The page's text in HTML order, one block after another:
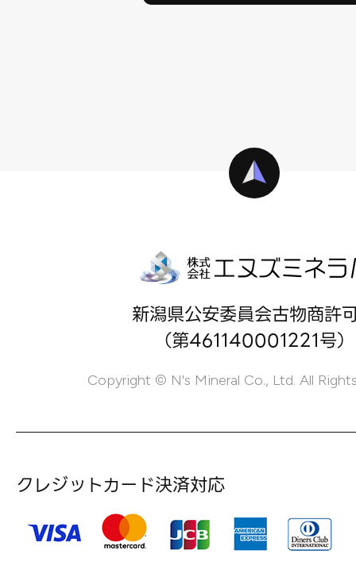
新潟県公安委員会古物商許
（第461140001221号）
Copyright © N's Mineral Co., Ltd. All
クレジットカード決済対応